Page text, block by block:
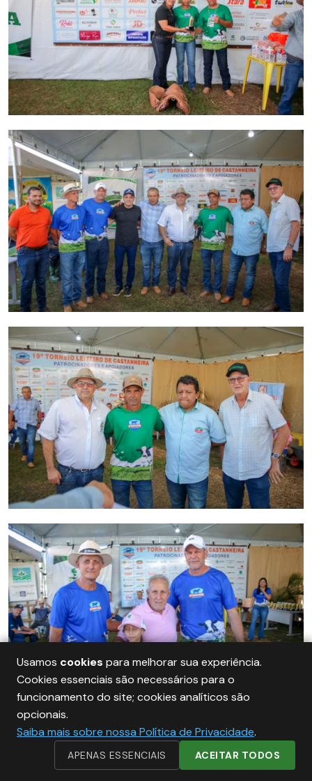
Usamos cookies para melhorar sua experiência.
Cookies essenciais são necessários para o
funcionamento do site; cookies analíticos são
opcionais.
Saiba mais sobre nossa Política de Privacidade.
APENAS ESSENCIAIS ACEITAR TODOS